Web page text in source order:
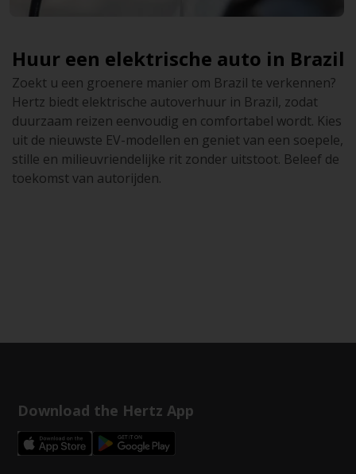
Huur een elektrische auto in Brazil
Zoekt u een groenere manier om Brazil te verkennen?
Hertz biedt elektrische autoverhuur in Brazil, zodat
duurzaam reizen eenvoudig en comfortabel wordt. Kies
uit de nieuwste EV-modellen en geniet van een soepele,
stille en milieuvriendelijke rit zonder uitstoot. Beleef de
toekomst van autorijden.
Download the Hertz App